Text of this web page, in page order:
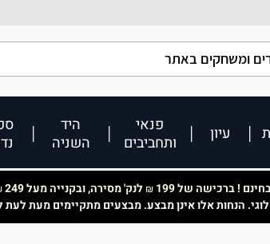
עיון
פנאי
ותחביבים
היד
השניה
! ברכישה של 199 ₪ לנק' מסירה, ובקנייה מעל 249
הנחות אלו אינן מבצע. מבצעים מתקיימים מעת